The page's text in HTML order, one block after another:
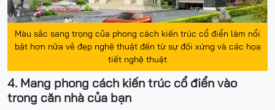
Màu sắc sang trọng của phong cách kiến trúc cổ điển làm nổi
bật hơn nữa vẻ đẹp nghệ thuật đến từ sự đối xứng và các họa
tiết nghệ thuật
4. Mang phong cách kiến trúc cổ điển vào
trong căn nhà của bạn